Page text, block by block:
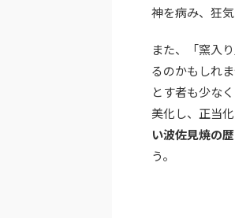
神を病み、狂
また、「窯入
るのかもしれ
とす者も少な
美化し、正当
い波佐見焼の
う。